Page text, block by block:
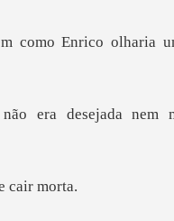
Enrico olharia
ra desejada nem
c